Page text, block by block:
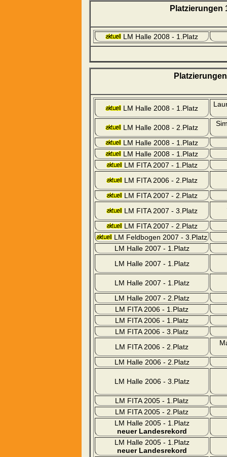
Platzierungen
LM Halle 2008 - 1.Platz
LM Halle 2008 - 1.Platz
LM Halle 2008 - 2.Platz
LM Halle 2008 - 1.Platz
LM Halle 2008 - 1.Platz
LM FITA 2007 - 1.Platz
LM FITA 2006 - 2.Platz
LM FITA 2007 - 2.Platz
LM FITA 2007 - 3.Platz
LM FITA 2007 - 2.Platz
LM Feldbogen 2007 - 3.Platz
LM Halle 2007 - 1.Platz
LM Halle 2007 - 1.Platz
LM Halle 2007 - 1.Platz
LM Halle 2007 - 2.Platz
LM FITA 2006 - 1.Platz
LM FITA 2006 - 1.Platz
LM FITA 2006 - 3.Platz
LM FITA 2006 - 2.Platz
LM Halle 2006 - 2.Platz
LM Halle 2006 - 3.Platz
LM FITA 2005 - 1.Platz
LM FITA 2005 - 2.Platz
LM Halle 2005 - 1.Platz
neuer Landesrekord
LM Halle 2005 - 1.Platz
neuer Landesrekord